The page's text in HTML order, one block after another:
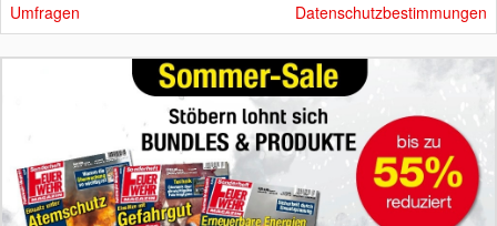
Umfragen Datenschutzbestimmungen